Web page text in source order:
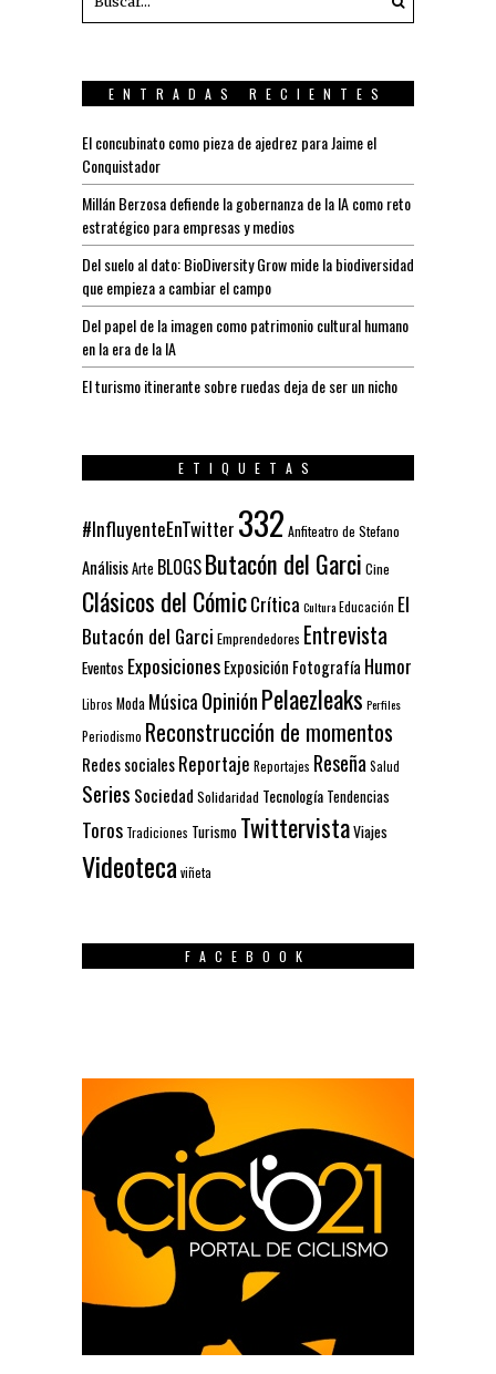
ENTRADAS RECIENTES
El concubinato como pieza de ajedrez para Jaime el
Conquistador
Millán Berzosa defiende la gobernanza de la IA como reto
estratégico para empresas y medios
Del suelo al dato: BioDiversity Grow mide la biodiversidad
que empieza a cambiar el campo
Del papel de la imagen como patrimonio cultural humano
en la era de la IA
El turismo itinerante sobre ruedas deja de ser un nicho
ETIQUETAS
#InfluyenteEnTwitter 332 Anfiteatro de Stefano
AnálisisArte BLOGSButacón del Garci Cine
Clásicos del CómicCrítica CulturaEducación El
Butacón del Garci Emprendedores Entrevista
Eventos ExposicionesExposición Fotografía Humor
Libros Moda Música OpiniónPelaezleaks Perfiles
Periodismo Reconstrucción de momentos
Redes socialesReportaje Reportajes ReseñaSalud
Series Sociedad Solidaridad Tecnología Tendencias
Toros Tradiciones Turismo TwittervistaViajes
Videotecaviñeta
FACEBOOK